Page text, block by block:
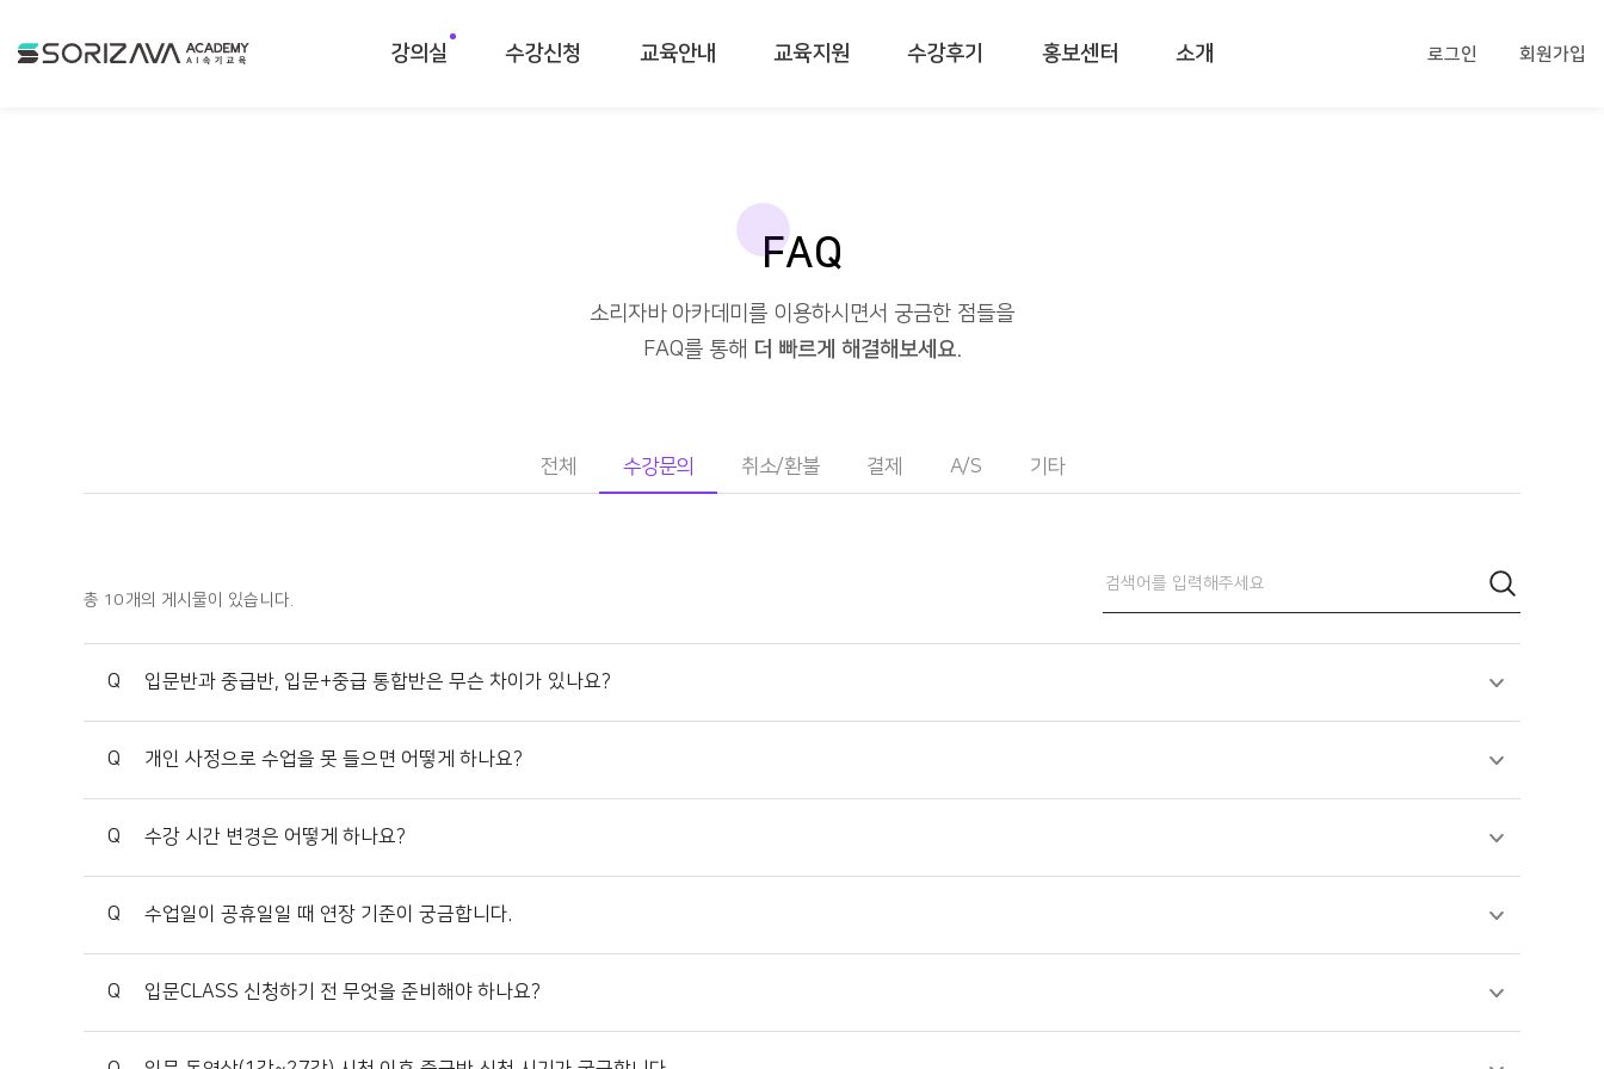
강의실 수강신청 교육안내 교육지원 수강후기 홍보센터 소개 로그인 회원가입
FAQ
소리자바 아카데미를 이용하시면서 궁금한 점들을
FAQ를 통해 더 빠르게 해결해보세요.
전체 수강문의 취소/환불 결제 A/S 기타
총 10 개의 게시물이 있습니다.
Q 입문반과 중급반, 입문+중급 통합반은 무슨 차이가 있나요?
Q 개인 사정으로 수업을 못 들으면 어떻게 하나요?
Q 수강 시간 변경은 어떻게 하나요?
Q 수업일이 공휴일일 때 연장 기준이 궁금합니다.
Q 입문CLASS 신청하기 전 무엇을 준비해야 하나요?